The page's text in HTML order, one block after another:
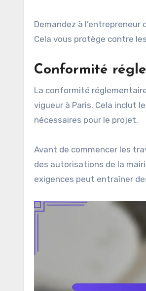
Demandez à
Cela vous protège contre
Conformité
La conformité
vigueur à Paris. Cela inclut
nécessaires pour le projet.
Avant de commencer les
des autorisations de la
exigences peut entraîner